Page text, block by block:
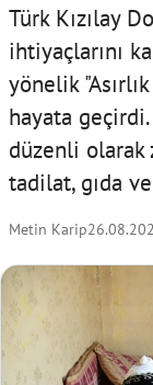
Türk Kızılay
ihtiyaçlarını
yönelik
hayata
düzenli olarak
tadilat, gıda
Metin Karip